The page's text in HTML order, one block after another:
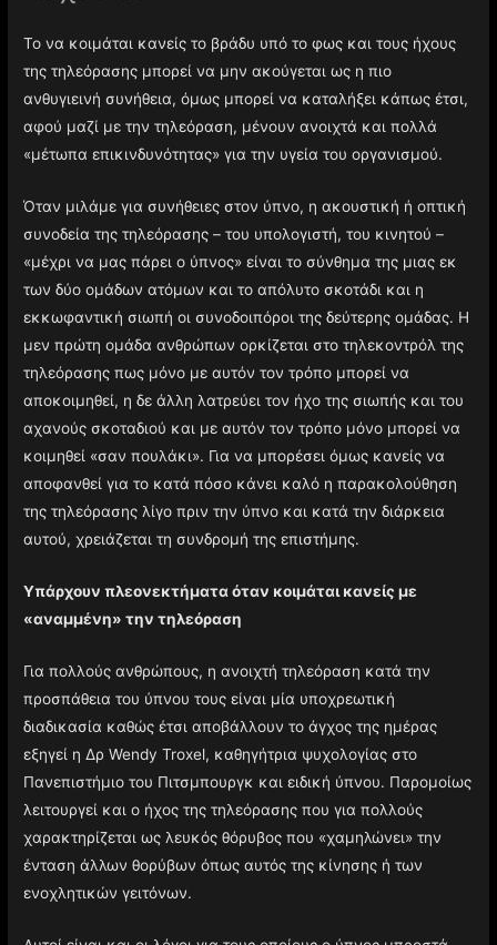
Το να κοιμάται κανείς το βράδυ υπό το φως και τους ήχους
της τηλεόρασης μπορεί να μην ακούγεται ως η πιο
ανθυγιεινή συνήθεια, όμως μπορεί να καταλήξει κάπως έτσι,
αφού μαζί με την τηλεόραση, μένουν ανοιχτά και πολλά
«μέτωπα επικινδυνότητας» για την υγεία του οργανισμού.
Όταν μιλάμε για συνήθειες στον ύπνο, η ακουστική ή οπτική
συνοδεία της τηλεόρασης – του υπολογιστή, του κινητού –
«μέχρι να μας πάρει ο ύπνος» είναι το σύνθημα της μιας εκ
των δύο ομάδων ατόμων και το απόλυτο σκοτάδι και η
εκκωφαντική σιωπή οι συνοδοιπόροι της δεύτερης ομάδας. Η
μεν πρώτη ομάδα ανθρώπων ορκίζεται στο τηλεκοντρόλ της
τηλεόρασης πως μόνο με αυτόν τον τρόπο μπορεί να
αποκοιμηθεί, η δε άλλη λατρεύει τον ήχο της σιωπής και του
αχανούς σκοταδιού και με αυτόν τον τρόπο μόνο μπορεί να
κοιμηθεί «σαν πουλάκι». Για να μπορέσει όμως κανείς να
αποφανθεί για το κατά πόσο κάνει καλό η παρακολούθηση
της τηλεόρασης λίγο πριν την ύπνο και κατά την διάρκεια
αυτού, χρειάζεται τη συνδρομή της επιστήμης.
Υπάρχουν πλεονεκτήματα όταν κοιμάται κανείς με
«αναμμένη» την τηλεόραση
Για πολλούς ανθρώπους, η ανοιχτή τηλεόραση κατά την
προσπάθεια του ύπνου τους είναι μία υποχρεωτική
διαδικασία καθώς έτσι αποβάλλουν το άγχος της ημέρας
εξηγεί η Δρ Wendy Troxel, καθηγήτρια ψυχολογίας στο
Πανεπιστήμιο του Πιτσμπουργκ και ειδική ύπνου. Παρομοίως
λειτουργεί και ο ήχος της τηλεόρασης που για πολλούς
χαρακτηρίζεται ως λευκός θόρυβος που «χαμηλώνει» την
ένταση άλλων θορύβων όπως αυτός της κίνησης ή των
ενοχλητικών γειτόνων.